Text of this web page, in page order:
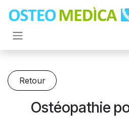
Retour
Ostéopathie